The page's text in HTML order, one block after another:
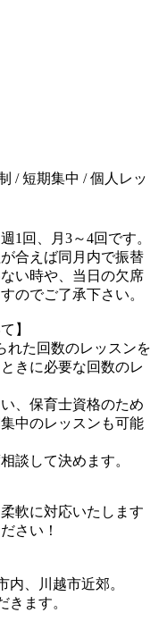
/ 短期集中 / 個人レッ
1回、月3～4回です。
合えば同月内で振替
い時や、当日の欠席
のでご了承下さい。
】
た回数のレッスンを
きに必要な回数のレ
、保育士資格のため
中のレッスンも可能
談して決めます。
軟に対応いたします
さい！
、川越市近郊。
きます。